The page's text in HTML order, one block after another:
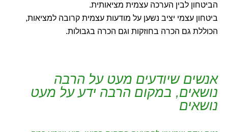
הביטחון לבין הערכה עצמית מציאותית.
ביטחון עצמי יציב נשען על מודעות עצמית קרובה למציאות,
הכוללת גם הכרה בחוזקות וגם הכרה בגבולות.
אנשים שיודעים מעט על הרבה
נושאים, במקום הרבה ידע על מעט
נושאים